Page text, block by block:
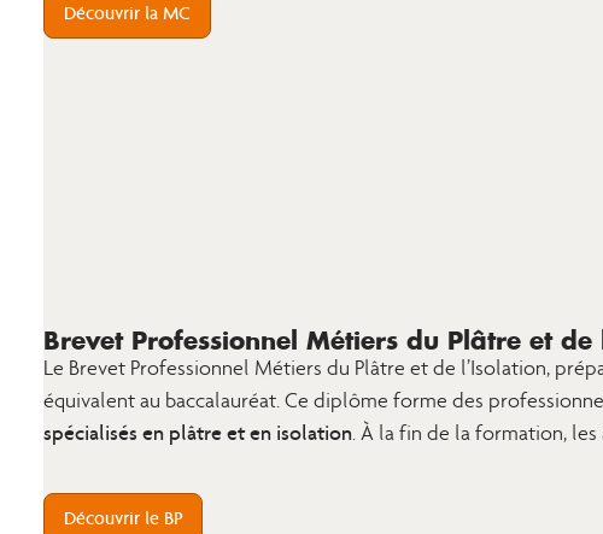
Découvrir la MC
Brevet Professionnel Métiers du Plâtre et
Le Brevet Professionnel Métiers du Plâtre et de l’Isolation,
équivalent au baccalauréat. Ce diplôme forme des
spécialisés en plâtre et en isolation. À la fin de la formation,
Découvrir le BP